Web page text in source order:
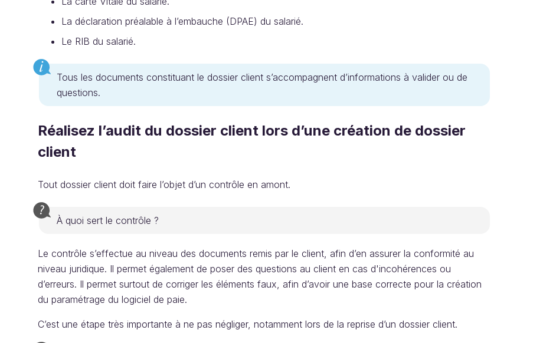
La déclaration préalable à l’embauche (DPAE) du salarié.
Le RIB du salarié.
Tous les documents constituant le dossier client s’accompagnent d’informations à valider ou de
questions.
Réalisez l’audit du dossier client lors d’une création de dossier
client
Tout dossier client doit faire l’objet d’un contrôle en amont.
À quoi sert le contrôle ?
Le contrôle s’effectue au niveau des documents remis par le client, afin d’en assurer la conformité au
niveau juridique. Il permet également de poser des questions au client en cas d'incohérences ou
d’erreurs. Il permet surtout de corriger les éléments faux, afin d’avoir une base correcte pour la création
du paramétrage du logiciel de paie.
C’est une étape très importante à ne pas négliger, notamment lors de la reprise d’un dossier client.